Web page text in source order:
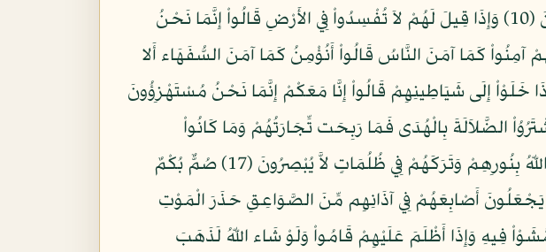
(9) فِي قُلُوبِهِم مَّرَضٌ فَزَادَهُمُ اللّهُ مَرَضاً وَلَهُم عَذَابٌ أَلِيمٌ بِمَا كَانُوا يَكْذِبُونَ (10) وَإِذَا قِيلَ لَهُمْ لاَ تُفْسِدُواْ فِي الأَرْضِ قَالُواْ إِنَّمَا نَحْنُ
الْمُفْسِدُونَ وَلَكِن لاَّ يَشْعُرُونَ (12) وَإِذَا قِيلَ لَهُمْ آمِنُواْ كَمَا آمَنَ النَّاسُ قَالُواْ أَنُؤْمِنُ كَمَا آمَنَ السُّفَهَاء أَلا
آمَنُواْ قَالُواْ آمَنَّا وَإِذَا خَلَوْاْ إِلَى شَيَاطِينِهِمْ قَالُواْ إِنَّا مَعَكْمْ إِنَّمَا نَحْنُ مُسْتَهْزِؤُونَ
فِي طُغْيَانِهِمْ يَعْمَهُونَ (15) أُوْلَئِكَ الَّذِينَ اشْتَرُوُاْ الضَّلاَلَةَ بِالْهُدَى فَمَا رَبِحَت تِّجَارَتُهُمْ وَمَا كَانُواْ
مُهْتَدِينَ (16) مَثَلُهُمْ كَمَثَلِ الَّذِي اسْتَوْقَدَ نَاراً فَلَمَّا أَضَاءتْ مَا حَوْلَهُ ذَهَبَ اللّهُ بِنُورِهِمْ وَتَرَكَهُمْ فِي ظُلُمَاتٍ لاَّ يُبْصِرُونَ (17) صُمٌّ بُكْمٌ
وَبَرْقٌ يَجْعَلُونَ أَصْابِعَهُمْ فِي آذَانِهِم مِّنَ الصَّوَاعِقِ حَذَرَ الْمَوْتِ
أَضَاء لَهُم مَّشَوْاْ فِيهِ وَإِذَا أَظْلَمَ عَلَيْهِمْ قَامُواْ وَلَوْ شَاء اللّهُ لَذَهَبَ